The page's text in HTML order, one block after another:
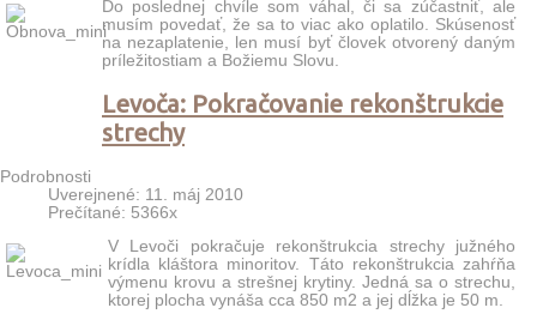
Do poslednej chvíle som váhal, či sa zúčastniť, ale
musím povedať, že sa to viac ako oplatilo. Skúsenosť
na nezaplatenie, len musí byť človek otvorený daným
príležitostiam a Božiemu Slovu.
Levoča: Pokračovanie rekonštrukcie
strechy
Podrobnosti
Uverejnené: 11. máj 2010
Prečítané: 5366x
V Levoči pokračuje rekonštrukcia strechy južného
krídla kláštora minoritov. Táto rekonštrukcia zahŕňa
výmenu krovu a strešnej krytiny. Jedná sa o strechu,
ktorej plocha vynáša cca 850 m2 a jej dĺžka je 50 m.